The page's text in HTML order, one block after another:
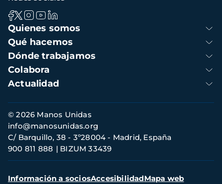
Navegación
principal
Quienes somos
Qué hacemos
Dónde trabajamos
Colabora
Actualidad
Información
de
contacto
© 2026 Manos Unidas
C/ Barquillo, 38 - 3º28004 - Madrid, España
900 811 888
BIZUM 33439
info@manosunidas.org
Menú
Información a sociosAccesibilidadMapa web